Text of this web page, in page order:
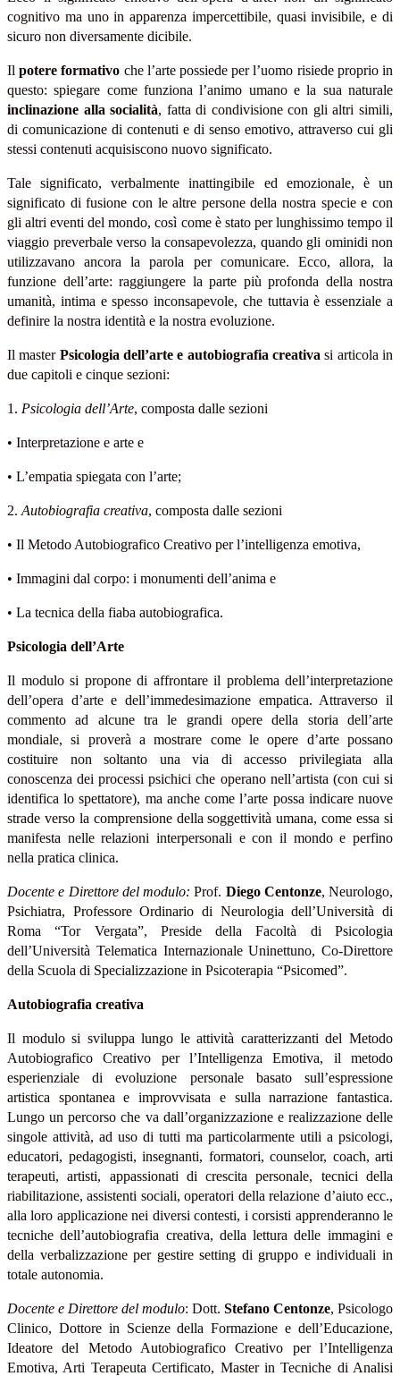
cognitivo ma uno in apparenza impercettibile, quasi invisibile, e di
sicuro non diversamente dicibile.
Ilpotere formativo che l’arte possiede per l’uomo risiede proprio in
questo: spiegare come funziona l’animo umano e la sua naturale
inclinazione alla socialità, fatta di condivisione con gli altri simili,
di comunicazione di contenuti e di senso emotivo, attraverso cui gli
stessi contenuti acquisiscono nuovo significato.
Tale significato, verbalmente inattingibile ed emozionale, è un
significato di fusione con le altre persone della nostra specie e con
gli altri eventi del mondo, così come è stato per lunghissimo tempo il
viaggio preverbale verso la consapevolezza, quando gli ominidi non
utilizzavano ancora la parola per comunicare. Ecco, allora, la
funzione dell’arte: raggiungere la parte più profonda della nostra
umanità, intima e spesso inconsapevole, che tuttavia è essenziale a
definire la nostra identità e la nostra evoluzione.
Il master Psicologia dell’arte e autobiografia creativa si articola in
due capitoli e cinque sezioni:
1. Psicologia dell’Arte, composta dalle sezioni
• Interpretazione e arte e
• L’empatia spiegata con l’arte;
2. Autobiografia creativa, composta dalle sezioni
• Il Metodo Autobiografico Creativo per l’intelligenza emotiva,
• Immagini dal corpo: i monumenti dell’anima e
• La tecnica della fiaba autobiografica.
Psicologia dell’Arte
Il modulo si propone di affrontare il problema dell’interpretazione
dell’opera d’arte e dell’immedesimazione empatica. Attraverso il
commento ad alcune tra le grandi opere della storia dell’arte
mondiale, si proverà a mostrare come le opere d’arte possano
costituire non soltanto una via di accesso privilegiata alla
conoscenza dei processi psichici che operano nell’artista (con cui si
identifica lo spettatore), ma anche come l’arte possa indicare nuove
strade verso la comprensione della soggettività umana, come essa si
manifesta nelle relazioni interpersonali e con il mondo e perfino
nella pratica clinica.
Docente e Direttore del modulo: Prof. Diego Centonze, Neurologo,
Psichiatra, Professore Ordinario di Neurologia dell’Università di
Roma “Tor Vergata”, Preside della Facoltà di Psicologia
dell’Università Telematica Internazionale Uninettuno, Co-Direttore
della Scuola di Specializzazione in Psicoterapia “Psicomed”.
Autobiografia creativa
Il modulo si sviluppa lungo le attività caratterizzanti del Metodo
Autobiografico Creativo per l’Intelligenza Emotiva, il metodo
esperienziale di evoluzione personale basato sull’espressione
artistica spontanea e improvvisata e sulla narrazione fantastica.
Lungo un percorso che va dall’organizzazione e realizzazione delle
singole attività, ad uso di tutti ma particolarmente utili a psicologi,
educatori, pedagogisti, insegnanti, formatori, counselor, coach, arti
terapeuti, artisti, appassionati di crescita personale, tecnici della
riabilitazione, assistenti sociali, operatori della relazione d’aiuto ecc.,
alla loro applicazione nei diversi contesti, i corsisti apprenderanno le
tecniche dell’autobiografia creativa, della lettura delle immagini e
della verbalizzazione per gestire setting di gruppo e individuali in
totale autonomia.
Docente e Direttore del modulo: Dott. Stefano Centonze, Psicologo
Clinico, Dottorein Scienze della Formazione e dell’Educazione,
Ideatore del Metodo Autobiografico Creativo per l’Intelligenza
Emotiva, Arti Terapeuta Certificato, Master in Tecniche di Analisi